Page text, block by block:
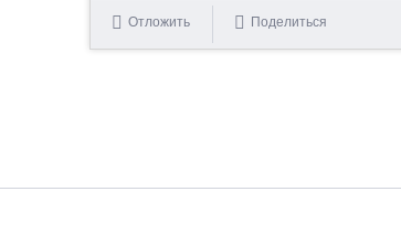
Отложить Поделиться